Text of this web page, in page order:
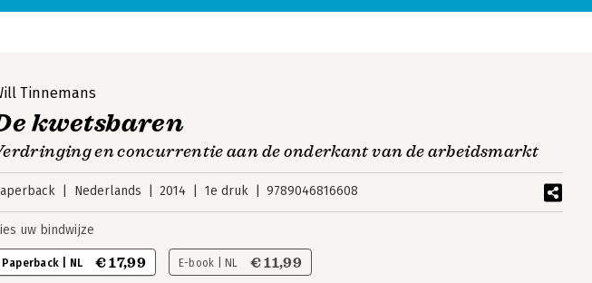
Tinnemans
kwetsbaren
en concurrentie aan de onderkant van de arbeidsmarkt
Nederlands 2014 1e druk 9789046816608
uw bindwijze
Paperback | NL € 17,99 E-book | NL € 11,99
Personen